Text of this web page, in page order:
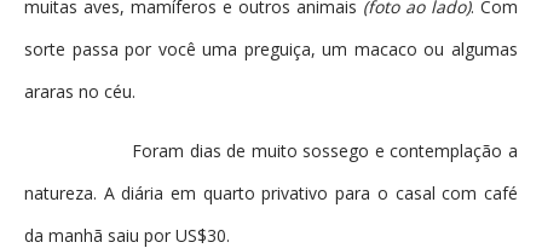
muitas aves, mamíferos e outros animais (foto ao lado). Com
sorte passa por você uma preguiça, um macaco ou algumas
araras no céu.
Foram dias de muito sossego e contemplação a
natureza. A diária em quarto privativo para o casal com café
da manhã saiu por US$30.